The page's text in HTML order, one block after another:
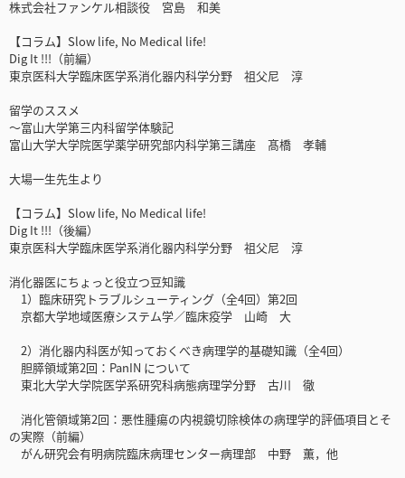
株式会社ファンケル相談役 宮島 和美
【コラム】Slow life, No Medical life!
Dig It !!!（前編）
東京医科大学臨床医学系消化器内科学分野 祖父尼 淳
留学のススメ
〜富山大学第三内科留学体験記
富山大学大学院医学薬学研究部内科学第三講座 髙橋 孝輔
大場一生先生より
【コラム】Slow life, No Medical life!
Dig It !!!（後編）
東京医科大学臨床医学系消化器内科学分野 祖父尼 淳
消化器医にちょっと役立つ豆知識
1）臨床研究トラブルシューティング（全4回）第2回
京都大学地域医療システム学／臨床疫学 山崎 大
2）消化器内科医が知っておくべき病理学的基礎知識（全4回）
胆膵領域第2回：PanIN について
東北大学大学院医学系研究科病態病理学分野 古川 徹
消化管領域第2回：悪性腫瘍の内視鏡切除検体の病理学的評価項目とそ
の実際（前編）
がん研究会有明病院臨床病理センター病理部 中野 薫，他